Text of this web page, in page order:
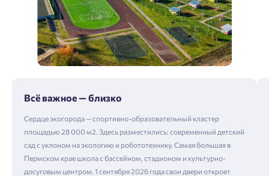
Всё важное — близко
Сердце экогорода — спортивно-образовательный кластер
площадью 28 000 м2. Здесь разместились: современный детский
сад с уклоном на экологию и робототехнику. Самая большая в
Пермском крае школа с бассейном, стадионом и культурно-
досуговым центром. 1 сентября 2026 года свои двери откроет